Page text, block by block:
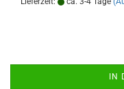
IN